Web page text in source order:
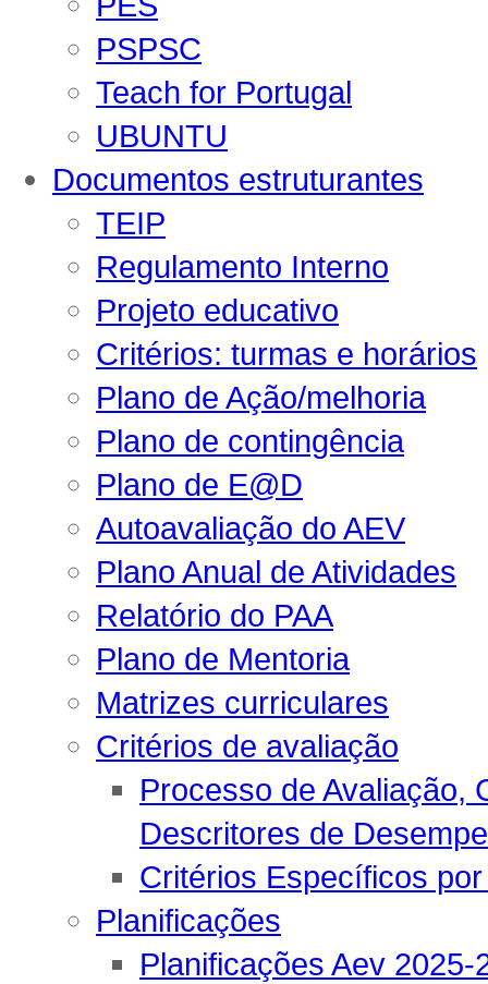
PSPSC
Teach for Portugal
UBUNTU
Documentos estruturantes
TEIP
Regulamento Interno
Projeto educativo
Critérios: turmas e horários
Plano de Ação/melhoria
Plano de contingência
Plano de E@D
Autoavaliação do AEV
Plano Anual de Atividades
Relatório do PAA
Plano de Mentoria
Matrizes curriculares
Critérios de avaliação
Processo de Avaliação,
Descritores de
Critérios Específicos
Planificações
Planificações Aev 2025-